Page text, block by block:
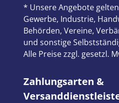
* Unsere Angebote
Gewerbe, Industrie,
Behörden, Vereine,
und sonstige
Alle Preise zzgl. gesetzl.
Zahlungsarten &